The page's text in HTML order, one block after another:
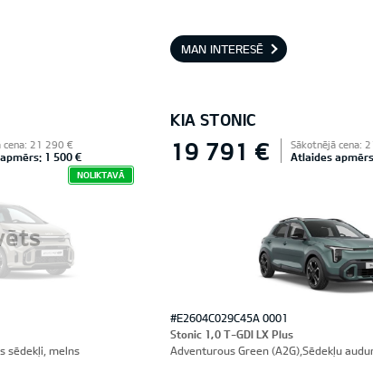
MAN INTERESĒ
cena: 21 290 €
1 500 €
NOLIKTAVĀ
sēdekļi, melns
KIA STONIC
19 791 € Sākotnējā cena:
Atlaides
#E2604C029C45A 0001
Stonic 1,0 T-GDI LX Plus
Adventurous Green (A2G),Sēdekļu